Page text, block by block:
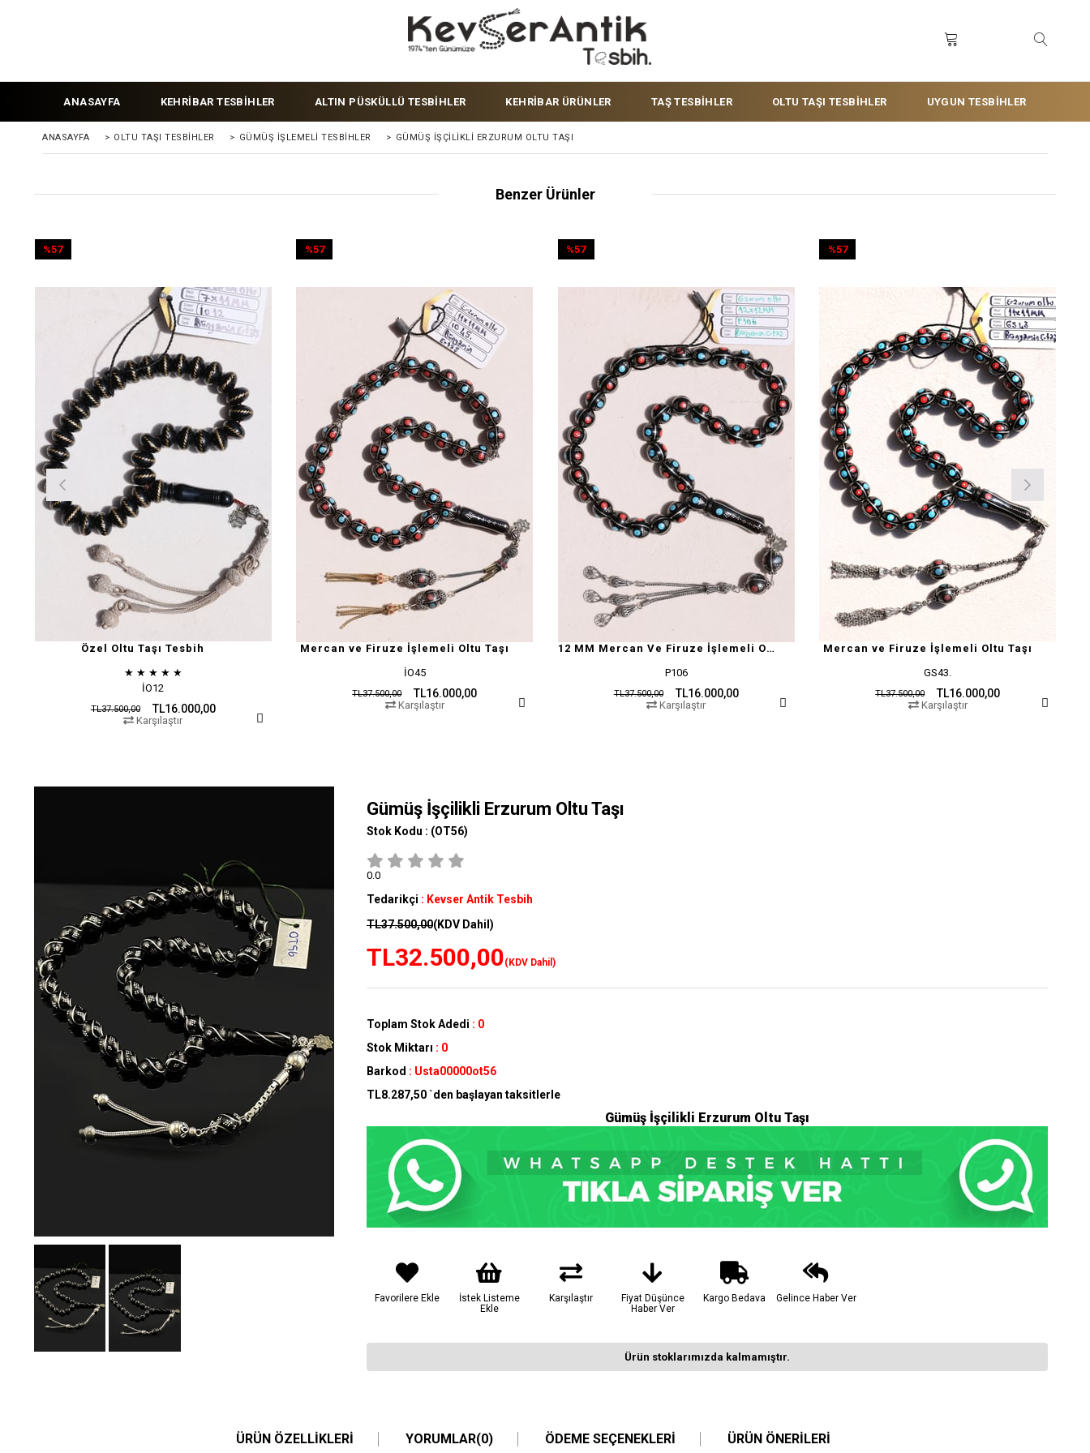
ANASAYFA KEHRİBAR TESBİHLER ALTIN PÜSKÜLLÜ TESBİHLER KEHRİBAR ÜRÜNLER TAŞ TESBİHLER OLTU TAŞI TESBİHLER UYGUN TESBİHLER
ANASAYFA > OLTU TAŞI TESBİHLER > GÜMÜŞ İŞLEMELİ TESBİHLER > GÜMÜŞ İŞÇILIKLI ERZURUM OLTU TAŞI
Benzer Ürünler
Özel Oltu Taşı Tesbih
★ ★ ★ ★ ★
İO12
TL16.000,00
TL37.500,00
%57
%57İndirim
Karşılaştır
Mercan ve Firuze İşlemeli Oltu Taşı
İO45
TL16.000,00
TL37.500,00
%57
%57İndirim
Karşılaştır
12 MM Mercan Ve Firuze İşlemeli Oltu Taşı Tesbih
P106
TL16.000,00
TL37.500,00
%57
%57İndirim
Karşılaştır
Mercan ve Firuze İşlemeli Oltu Taşı
GS43.
TL16.000,00
TL37.500,00
%57
%57İndirim
Karşılaştır
Gümüş İşçilikli Erzurum Oltu Taşı
Stok Kodu : (OT56)
0.0
Tedarikçi : Kevser Antik Tesbih
TL37.500,00(KDV Dahil)
TL32.500,00(KDV Dahil)
Toplam Stok Adedi : 0
Stok Miktarı : 0
Barkod : Usta00000ot56
TL8.287,50`den başlayan taksitlerle
Gümüş İşçilikli Erzurum Oltu Taşı
Favorilere Ekle
İstek Listeme
Ekle
Karşılaştır
Fiyat Düşünce
Haber Ver
Kargo Bedava Gelince Haber Ver
Ürün stoklarımızda kalmamıştır.
ÜRÜN ÖZELLIKLERI YORUMLAR(0) ÖDEME SEÇENEKLERI ÜRÜN ÖNERILERI